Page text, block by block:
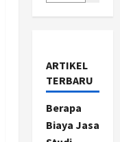
ARTIKEL
TERBARU
Berapa
Biaya Jasa